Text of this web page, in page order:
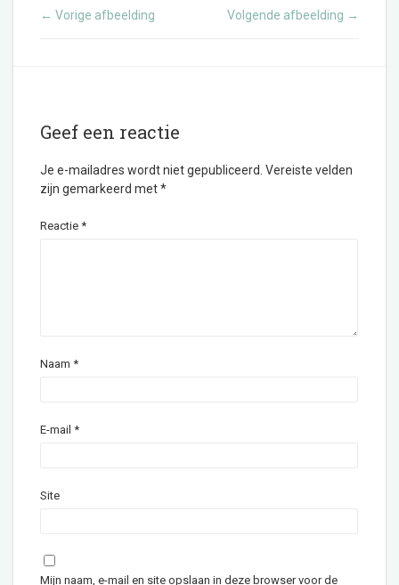
← Vorige afbeelding Volgende afbeelding →
Geef een reactie
Je e-mailadres wordt niet gepubliceerd. Vereiste velden
zijn gemarkeerd met*
Reactie *
Naam *
E-mail *
Site
Mijn naam, e-mail en site opslaan in deze browser voor de